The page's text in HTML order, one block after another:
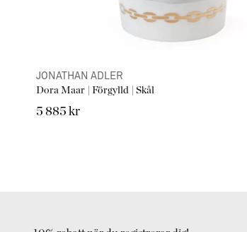
JONATHAN ADLER
Dora Maar | Förgylld | Skål
5 885 kr